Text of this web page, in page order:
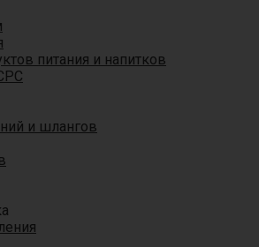
питания и напитков
и шлангов